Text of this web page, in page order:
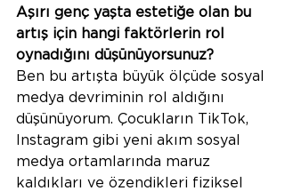
Aşırı genç yaşta estetiğe olan bu
artış için hangi faktörlerin rol
oynadığını düşünüyorsunuz?
Ben bu artışta büyük ölçüde sosyal
medya devriminin rol aldığını
düşünüyorum. Çocukların TikTok,
Instagram gibi yeni akım sosyal
medya ortamlarında maruz
kaldıkları ve özendikleri fiziksel